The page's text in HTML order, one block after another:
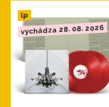
lp
vychádza 28. 08. 2026